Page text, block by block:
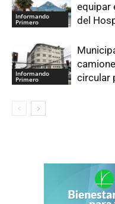
Informando
Primero
equipar
del
Informando
Primero
circular